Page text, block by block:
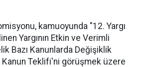
kamuoyunda "12. Yargı
Yargının Etkin ve Verimli
Bazı Kanunlarda Değişiklik
Kanun Teklifi'ni görüşmek üzere